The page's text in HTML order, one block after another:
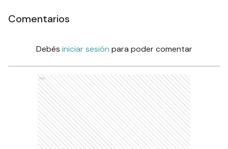
Comentarios
Debés iniciar sesión para poder comentar
Ads